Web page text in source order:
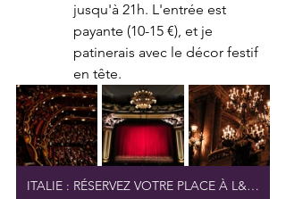
jusqu'à 21h. L'entrée est
payante (10-15 €), et je
patinerais avec le décor festif
en tête.
ITALIE : RÉSERVEZ VOTRE PLACE À L&#39;OPÉRA